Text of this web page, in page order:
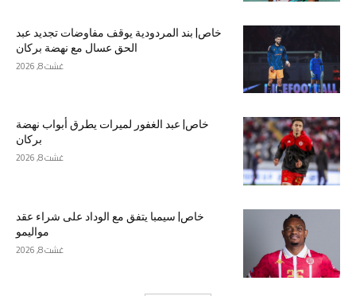
خاص| بند المردودية يوقف مفاوضات تجديد عبد
الحق عسال مع نهضة بركان
غشت 8, 2026
خاص| عبد الغفور لميرات يطرق أبواب نهضة
بركان
غشت 8, 2026
خاص| سيمبا يتفق مع الوداد على شراء عقد
مواليمو
غشت 8, 2026